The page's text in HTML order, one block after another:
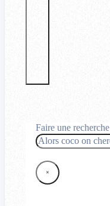
Faire une recherche
Rechercher
×